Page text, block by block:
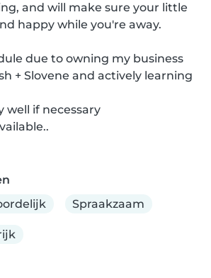
and will make sure your little
happy while you're away.
due to owning my business
+ Slovene and actively learning
well if necessary
Spraakzaam